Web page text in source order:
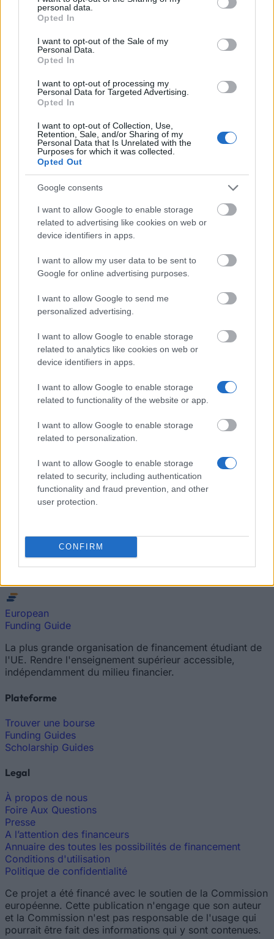
grant or deny consent to Google and its third-party tags to
use your data for below specified purposes in below Google
consent section.
personal data.
Opted In
I want to opt-out of the Sale of my
Personal Data.
Opted In
I want to opt-out of processing my
Personal Data for Targeted Advertising.
Opted In
I want to opt-out of Collection, Use,
Retention, Sale, and/or Sharing of my
Personal Data that Is Unrelated with the
Purposes for which it was collected.
Opted Out
Google consents
I want to allow Google to enable storage
related to advertising like cookies on web or
device identifiers in apps.
I want to allow my user data to be sent to
Google for online advertising purposes.
I want to allow Google to send me
personalized advertising.
I want to allow Google to enable storage
related to analytics like cookies on web or
device identifiers in apps.
I want to allow Google to enable storage
related to functionality of the website or app.
I want to allow Google to enable storage
related to personalization.
I want to allow Google to enable storage
related to security, including authentication
functionality and fraud prevention, and other
user protection.
CONFIRM
Nos Partenaires
Ce projet a été financé avec le soutien de la Commission européenne
Derniers articles
Bourses d'études en Europe : guide par pays et programmes
européens
Financer ses études en Europe : bourses, aides, prêts et jobs
étudiants
Complément de revenu : 12 idées concrètes pour arrondir vos
fins de mois en France (2026)
Gagner de l'argent avec l'IA en 2026 : ce qui marche vraiment
Articles populaire
(onglet actif)
Commenté
Les 10 meilleurs conseils pour obtenir une bourse
Combien d'argent vous pouvez obtenir sur le programme
Erasmus + ?
L'entretien personnel - les Types les plus courants des
Questions dans une Interview avec l'aide financière des
Institutions
Rédaction d’un email pour candidater à une bourse : bien
Applications pour gagner de l'argent : les meilleures applis
en 2026
European
Funding Guide
La plus grande organisation de financement étudiant de
l'UE. Rendre l'enseignement supérieur accessible,
indépendamment du milieu financier.
Plateforme
Trouver une bourse
Funding Guides
Scholarship Guides
Legal
À propos de nous
Foire Aux Questions
Presse
A l’attention des financeurs
Annuaire des toutes les possibilités de financement
Conditions d'utilisation
Politique de confidentialité
Ce projet a été financé avec le soutien de la Commission
européenne. Cette publication n'engage que son auteur
et la Commission n'est pas responsable de l'usage qui
pourrait être fait des informations qui y sont contenues.